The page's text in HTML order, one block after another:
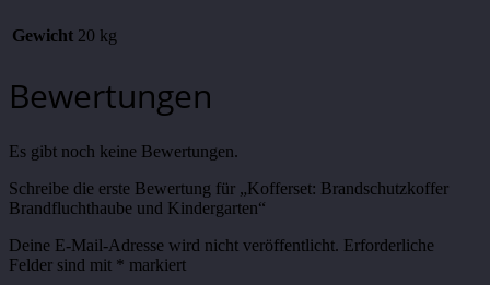
Gewicht 20 kg
Bewertungen
Es gibt noch keine Bewertungen.
Schreibe die erste Bewertung für „Kofferset: Brandschutzkoffer
Brandfluchthaube und Kindergarten“
Deine E-Mail-Adresse wird nicht veröffentlicht. Erforderliche
Felder sind mit * markiert